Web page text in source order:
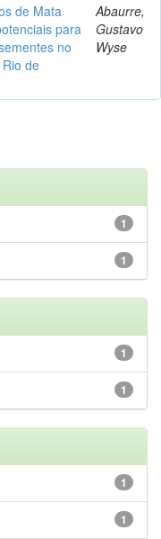
de Mata
para
no
de
Abaurre,
Gustavo
Wyse
1
1
1
1
1
1